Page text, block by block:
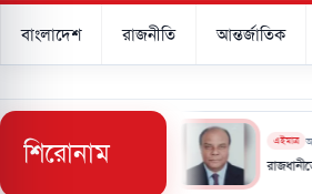
বাংলাদেশ রাজনীতি আন্তর্জাতিক
শিরোনাম
উপলক্ষে নিউইয়র্কে আন্তর্জাতিক স্মরণ অনুষ্ঠান
এইমাত্র অন্যান্য
রাজধানীতে সাবেক এমপি